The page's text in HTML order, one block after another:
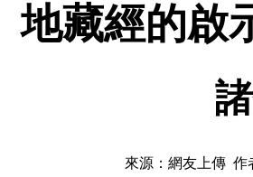
地藏經的
來源：網友上傳 作